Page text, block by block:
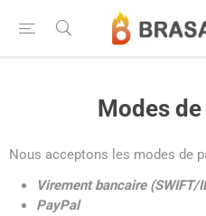
Modes
Nous acceptons les modes de
Virement bancaire (SWIFT/
PayPal